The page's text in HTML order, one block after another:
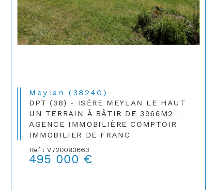
Meylan (38240)
DPT (38) - ISÈRE MEYLAN LE HAUT
UN TERRAIN À BÂTIR DE 3966M2 -
AGENCE IMMOBILIÈRE COMPTOIR
IMMOBILIER DE FRANC
Réf : V720093663
495 000 €